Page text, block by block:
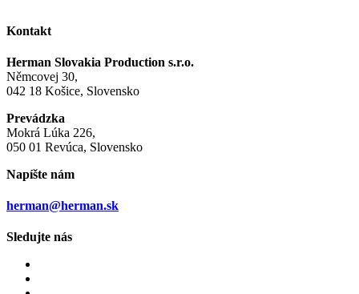
Kontakt
Herman Slovakia Production s.r.o.
Němcovej 30,
042 18 Košice, Slovensko
Prevádzka
Mokrá Lúka 226,
050 01 Revúca, Slovensko
Napíšte nám
herman@herman.sk
Sledujte nás